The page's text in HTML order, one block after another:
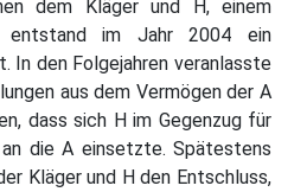
dem Kläger und H, einem
entstand im Jahr 2004 ein
In den Folgejahren veranlasste
aus dem Vermögen der A
dass sich H im Gegenzug für
die A einsetzte. Spätestens
Kläger und H den Entschluss,